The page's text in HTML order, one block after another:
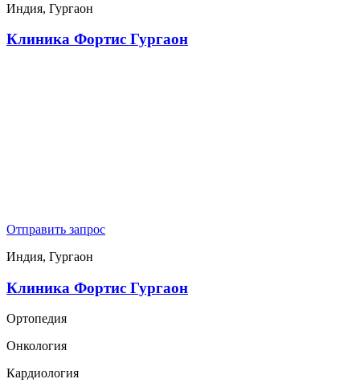
Индия, Гургаон
Клиника Фортис Гургаон
Отправить запрос
Индия, Гургаон
Клиника Фортис Гургаон
Ортопедия
Онкология
Кардиология